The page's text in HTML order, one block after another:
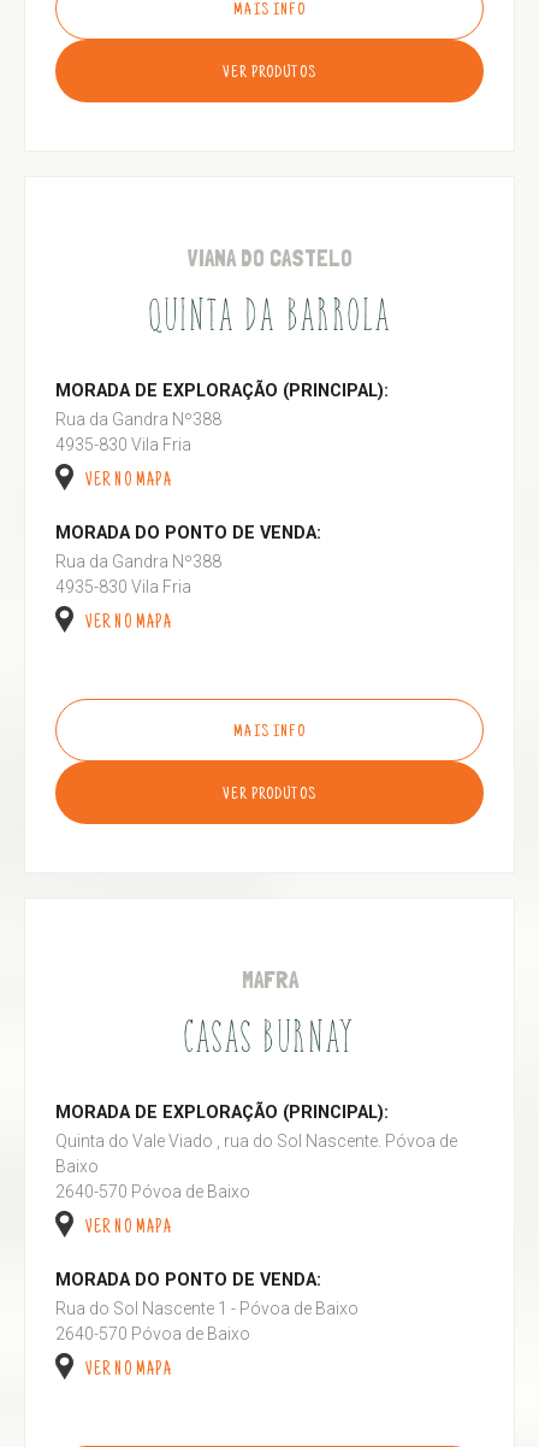
MAIS INFO
VER PRODUTOS
VIANA DO CASTELO
QUINTA DA BARROLA
MORADA DE EXPLORAÇÃO (PRINCIPAL):
Rua da Gandra Nº388
4935-830 Vila Fria
VER NO MAPA
MORADA DO PONTO DE VENDA:
Rua da Gandra Nº388
4935-830 Vila Fria
VER NO MAPA
MAIS INFO
VER PRODUTOS
MAFRA
CASAS BURNAY
MORADA DE EXPLORAÇÃO (PRINCIPAL):
Quinta do Vale Viado , rua do Sol Nascente. Póvoa de
Baixo
2640-570 Póvoa de Baixo
VER NO MAPA
MORADA DO PONTO DE VENDA:
Rua do Sol Nascente 1 - Póvoa de Baixo
2640-570 Póvoa de Baixo
VER NO MAPA